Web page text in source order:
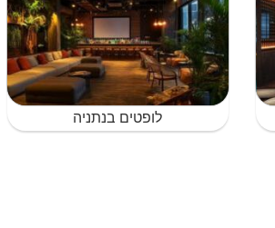
לופטים בנתניה